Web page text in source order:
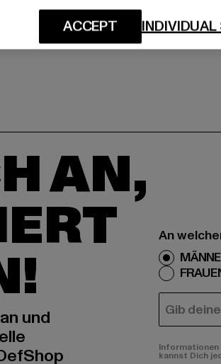
AN,
und
An
E-MAIL
Informationen
kannst Dich
ACCEPT